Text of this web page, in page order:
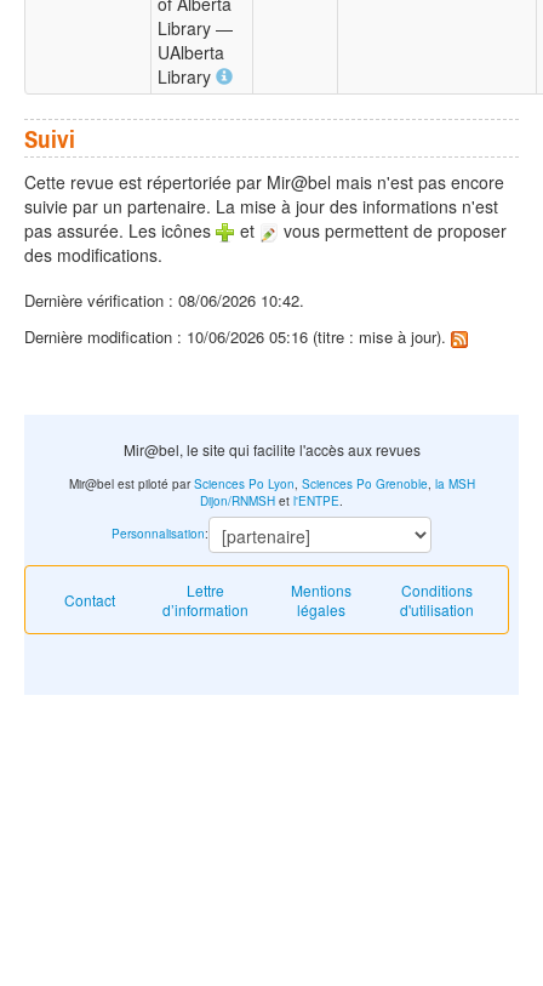
Library —
UAlberta
Library
Suivi
Cette revue est répertoriée par Mir@bel mais n'est pas encore
suivie par un partenaire. La mise à jour des informations n'est
pas assurée. Les icônes
et
vous permettent de proposer
des modifications.
Dernière vérification : 08/06/2026 10:42.
Dernière modification : 10/06/2026 05:16 (titre : mise à jour).
Mir@bel, le site qui facilite l'accès aux revues
Contact
Lettre
d’information
Mentions
légales
Conditions
d'utilisation
Mir@bel est piloté parSciences Po Lyon, Sciences Po Grenoble, la MSH
Dijon/RNMSH et l'ENTPE.
Personnalisation: